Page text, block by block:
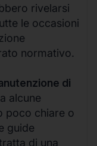
rivelarsi
le occasioni
normativo.
di
alcune
poco chiare o
guide
di una